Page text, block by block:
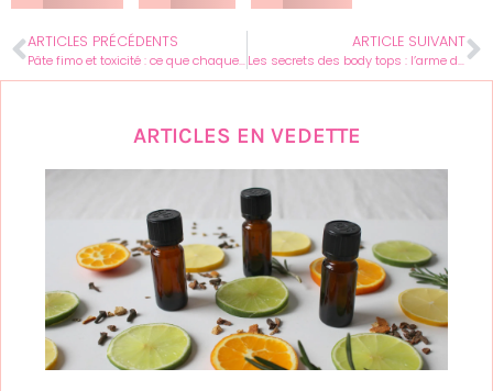
ARTICLES PRÉCÉDENTS
Pâte fimo et toxicité : ce que chaque femme doit savoir avant la cuisson
ARTICLE SUIVANT
Les secrets des body tops : l’arme de charme ultime des femmes modernes
ARTICLES EN VEDETTE